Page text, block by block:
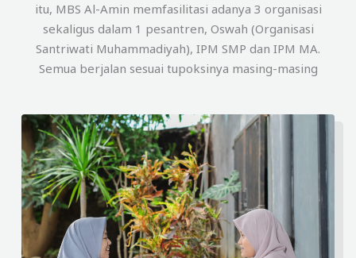
itu, MBS Al-Amin memfasilitasi adanya 3 organisasi
sekaligus dalam 1 pesantren, Oswah (Organisasi
Santriwati Muhammadiyah), IPM SMP dan IPM MA.
Semua berjalan sesuai tupoksinya masing-masing